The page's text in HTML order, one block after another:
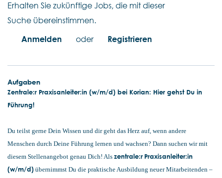
Erhalten Sie zukünftige Jobs, die mit dieser
Suche übereinstimmen.
Anmelden
oder Registrieren
Aufgaben
Zentrale:r Praxisanleiter:in (w/m/d) bei Korian: Hier gehst Du in
Führung!
Du teilst gerne Dein Wissen und dir geht das Herz auf, wenn andere
Menschen durch Deine Führung lernen und wachsen? Dann suchen wir mit
diesem Stellenangebot genau Dich! Als zentrale:r Praxisanleiter:in
(w/m/d) übernimmst Du die praktische Ausbildung neuer Mitarbeitenden –